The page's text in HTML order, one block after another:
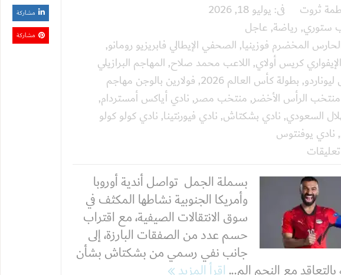
ثروت فى: يوليو 18, 2026
ستوري, رياضة, عاجل
المخضرم فوزينيا, الصحفي الإيطالي فابريزيو رومانو,
كريس أولاي, اللاعب محمد صلاح, المهاجم البرازيلي
, بطولة كأس العالم 2026 , فولارين بالوجن مهاجم
منتخب الرأس الأخضر, منتخب مصر, نادي أياكس أمستردام,
السعودي, نادي بشكتاش, نادي فيورنتينا, نادي كولو كولو
, نادي يوفنتوس
بسملة الجمل تواصل أندية أوروبا
وأمريكا الجنوبية نشاطها المكثف في
سوق الانتقالات الصيفية، مع اقتراب
حسم عدد من الصفقات البارزة، إلى
جانب نفي رسمي من بشكتاش بشأن
بالتعاقد مع النجم الم...اقرأ المزيد
مشاركة
مشاركة